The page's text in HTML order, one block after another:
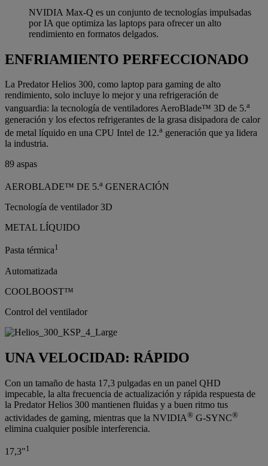
NVIDIA Max-Q es un conjunto de tecnologías impulsadas
por IA que optimiza las laptops para ofrecer un alto
rendimiento en formatos delgados.
ENFRIAMIENTO PERFECCIONADO
La Predator Helios 300, como laptop para gaming de alto
rendimiento, solo incluye lo mejor y una refrigeración de
vanguardia: la tecnología de ventiladores AeroBlade™ 3D de 5.a
generación y los efectos refrigerantes de la grasa disipadora de calor
de metal líquido en una CPU Intel de 12.a generación que ya lidera
la industria.
89 aspas
AEROBLADE™ DE 5.a GENERACIÓN
Tecnología de ventilador 3D
METAL LÍQUIDO
Pasta térmica1
Automatizada
COOLBOOST™
Control del ventilador
UNA VELOCIDAD: RÁPIDO
Con un tamaño de hasta 17,3 pulgadas en un panel QHD
impecable, la alta frecuencia de actualización y rápida respuesta de
la Predator Helios 300 mantienen fluidas y a buen ritmo tus
actividades de gaming, mientras que la NVIDIA® G-SYNC®
elimina cualquier posible interferencia.
17,3"1